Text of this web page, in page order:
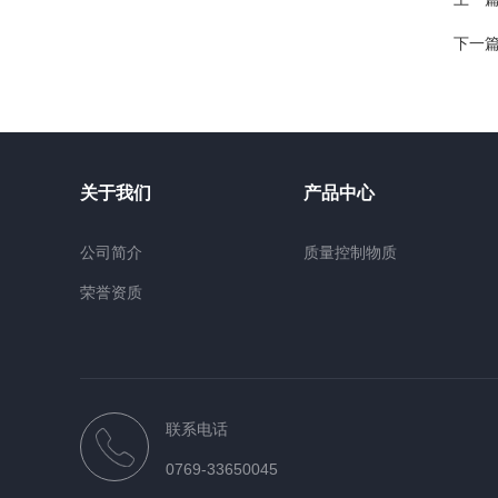
下一
关于我们
公司简介
荣誉资质
产品中心
质量控制物质
联系电话
0769-33650045